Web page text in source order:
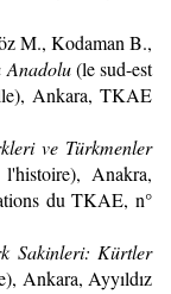
M., Kodaman B.,
Anadolu(le sud-est
Ankara, TKAE
ve Türkmenler
Anakra,
du TKAE, n°
Sakinleri: Kürtler
Ankara, Ayyıldız